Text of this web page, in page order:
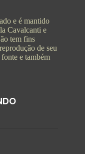
e é mantido
Cavalcanti e
tem fins
de seu
e também